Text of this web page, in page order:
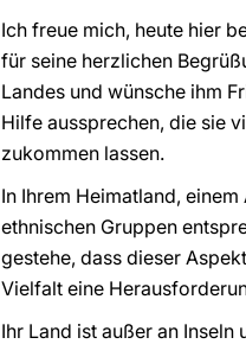
Ich freue mich, heute hier
für seine herzlichen
Landes und wünsche ihm
Hilfe aussprechen, die sie
zukommen lassen.
In Ihrem Heimatland,
ethnischen Gruppen
gestehe, dass dieser
Vielfalt eine
Ihr Land ist außer an